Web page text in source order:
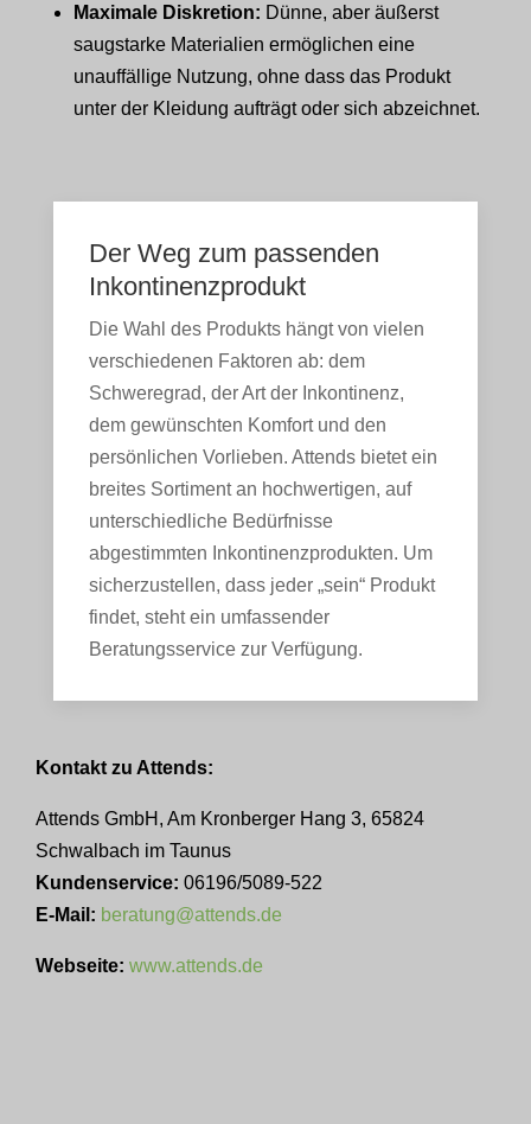
Maximale Diskretion: Dünne, aber äußerst
saugstarke Materialien ermöglichen eine
unauffällige Nutzung, ohne dass das Produkt
unter der Kleidung aufträgt oder sich abzeichnet.
Der Weg zum passenden
Inkontinenzprodukt
Die Wahl des Produkts hängt von vielen
verschiedenen Faktoren ab: dem
Schweregrad, der Art der Inkontinenz,
dem gewünschten Komfort und den
persönlichen Vorlieben. Attends bietet ein
breites Sortiment an hochwertigen, auf
unterschiedliche Bedürfnisse
abgestimmten Inkontinenzprodukten. Um
sicherzustellen, dass jeder „sein“ Produkt
findet, steht ein umfassender
Beratungsservice zur Verfügung.
Kontakt zu Attends:
Attends GmbH, Am Kronberger Hang 3, 65824
Schwalbach im Taunus
Kundenservice: 06196/5089-522
E-Mail: beratung@attends.de
Webseite: www.attends.de